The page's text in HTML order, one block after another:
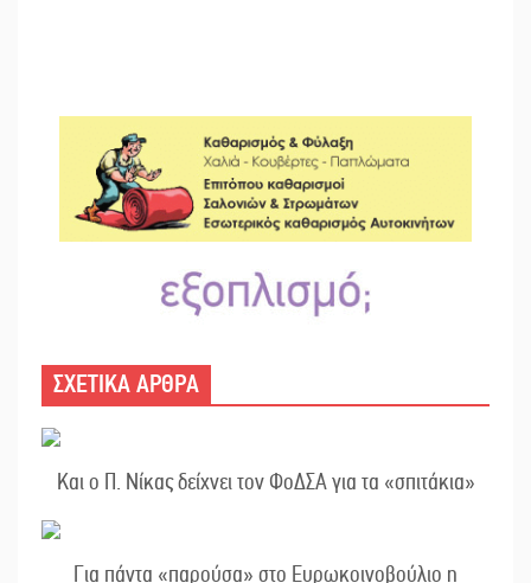
ΣΧΕΤΙΚΑ ΑΡΘΡΑ
Και ο Π. Νίκας δείχνει τον ΦοΔΣΑ για τα «σπιτάκια»
Για πάντα «παρούσα» στο Ευρωκοινοβούλιο η